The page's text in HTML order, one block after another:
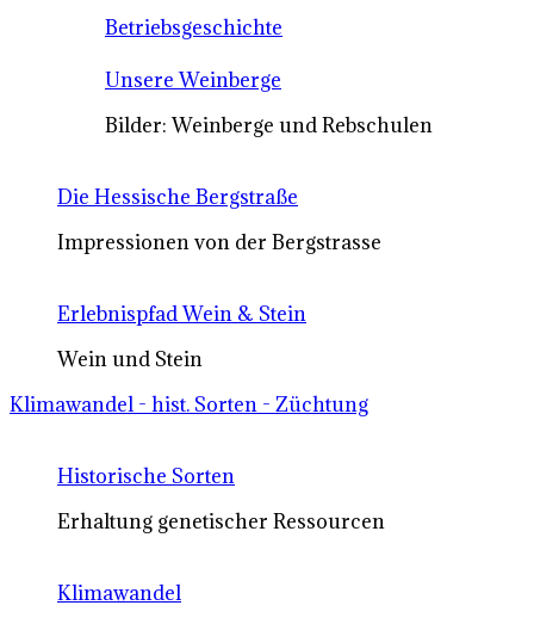
Betriebsgeschichte
Unsere Weinberge
Bilder: Weinberge und Rebschulen
Die Hessische Bergstraße
Impressionen von der Bergstrasse
Erlebnispfad Wein & Stein
Wein und Stein
Klimawandel - hist. Sorten - Züchtung
Historische Sorten
Erhaltung genetischer Ressourcen
Klimawandel